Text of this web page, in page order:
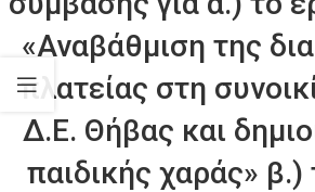
«Αναβάθμιση της
πλατείας στη
Δ.Ε. Θήβας και
παιδικής χαράς» β.)